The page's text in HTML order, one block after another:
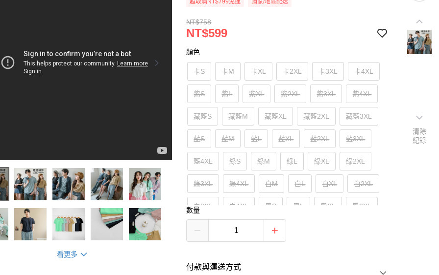
看更多
超取滿NT$799免運 國家/地區配送
NT$758
NT$599
顏色
卡S 卡M 卡XL 卡2XL 卡3XL 卡4XL
紫S 紫L 紫XL 紫2XL 紫3XL 紫4XL
藏藍S 藏藍M 藏藍XL 藏藍2XL 藏藍3XL
藍S 藍M 藍L 藍XL 藍2XL 藍3XL
藍4XL 綠S 綠M 綠L 綠XL 綠2XL
綠3XL 綠4XL 白M 白L 白XL 白2XL
白3XL 白4XL 黑S 黑L 黑XL 黑2XL
黑3XL 黑4XL
數量
付款與運送方式
清除
紀錄